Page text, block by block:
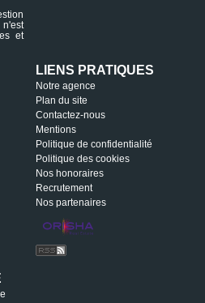
et
LIENS PRATIQUES
Notre agence
Plan du site
Contactez-nous
Mentions
Politique de confidentialité
Politique des cookies
Nos honoraires
Recrutement
Nos partenaires